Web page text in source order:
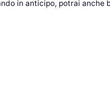
in anticipo, potrai anche